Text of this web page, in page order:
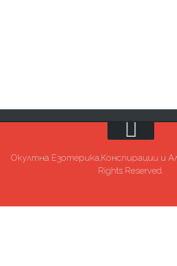
Окултна Езотерика,Конспирации и
Rights Reserved.